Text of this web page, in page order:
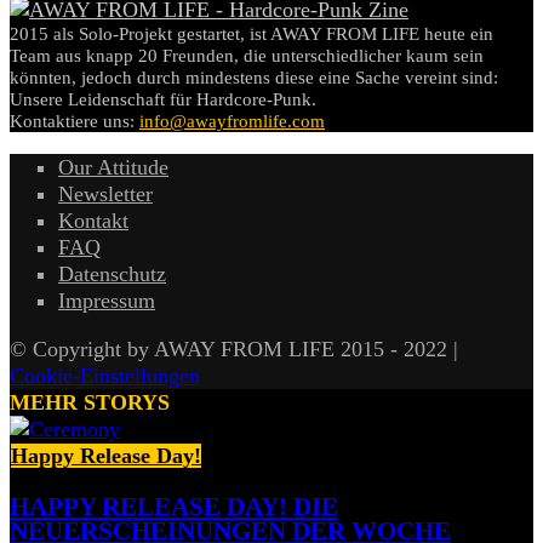
2015 als Solo-Projekt gestartet, ist AWAY FROM LIFE heute ein
Team aus knapp 20 Freunden, die unterschiedlicher kaum sein
könnten, jedoch durch mindestens diese eine Sache vereint sind:
Unsere Leidenschaft für Hardcore-Punk.
Kontaktiere uns: info@awayfromlife.com
Our Attitude
Newsletter
Kontakt
FAQ
Datenschutz
Impressum
© Copyright by AWAY FROM LIFE 2015 - 2022 |
Cookie-Einstellungen
MEHR STORYS
Happy Release Day!
HAPPY RELEASE DAY! DIE
NEUERSCHEINUNGEN DER WOCHE